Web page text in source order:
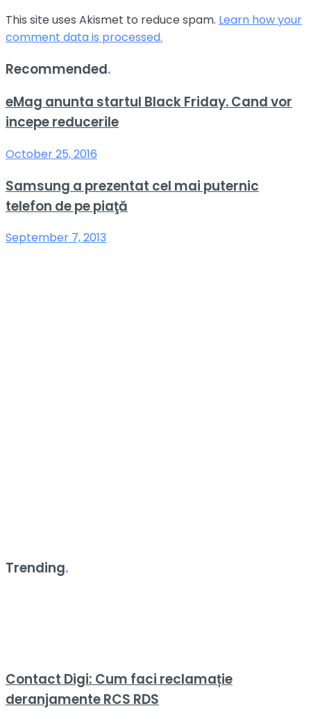
This site uses Akismet to reduce spam. Learn how your
comment data is processed.
Recommended.
eMag anunta startul Black Friday. Cand vor
incepe reducerile
October 25, 2016
Samsung a prezentat cel mai puternic
telefon de pe piaţă
September 7, 2013
Trending.
Contact Digi: Cum faci reclamație
deranjamente RCS RDS